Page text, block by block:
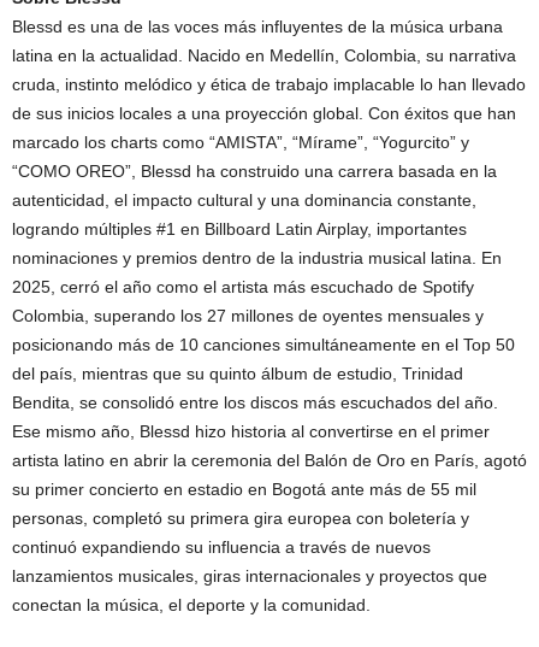
Blessd es una de las voces más influyentes de la música urbana
latina en la actualidad. Nacido en Medellín, Colombia, su narrativa
cruda, instinto melódico y ética de trabajo implacable lo han llevado
de sus inicios locales a una proyección global. Con éxitos que han
marcado los charts como “AMISTA”, “Mírame”, “Yogurcito” y
“COMO OREO”, Blessd ha construido una carrera basada en la
autenticidad, el impacto cultural y una dominancia constante,
logrando múltiples #1 en Billboard Latin Airplay, importantes
nominaciones y premios dentro de la industria musical latina. En
2025, cerró el año como el artista más escuchado de Spotify
Colombia, superando los 27 millones de oyentes mensuales y
posicionando más de 10 canciones simultáneamente en el Top 50
del país, mientras que su quinto álbum de estudio, Trinidad
Bendita, se consolidó entre los discos más escuchados del año.
Ese mismo año, Blessd hizo historia al convertirse en el primer
artista latino en abrir la ceremonia del Balón de Oro en París, agotó
su primer concierto en estadio en Bogotá ante más de 55 mil
personas, completó su primera gira europea con boletería y
continuó expandiendo su influencia a través de nuevos
lanzamientos musicales, giras internacionales y proyectos que
conectan la música, el deporte y la comunidad.